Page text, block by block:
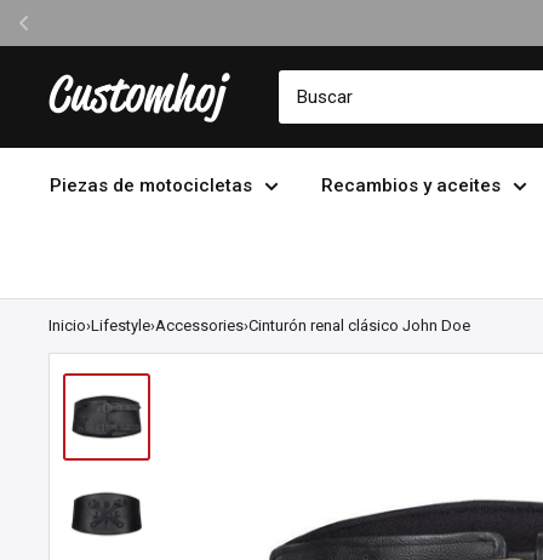
directamente
Customhoj
Piezas de motocicletas Recambios y aceites
Inicio›Lifestyle›Accessories›Cinturón renal clásico John Doe